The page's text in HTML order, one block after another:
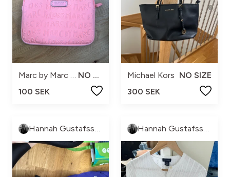
Marc by Marc Jacobs
NO SIZE
100 SEK
Michael Kors NO SIZE
300 SEK
Hannah Gustafsson Hannah Gustafsson